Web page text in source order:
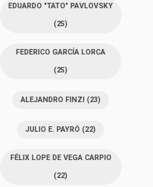
EDUARDO "TATO" PAVLOVSKY
(25)
FEDERICO GARCÍA LORCA
(25)
ALEJANDRO FINZI (23)
JULIO E. PAYRÓ (22)
FÉLIX LOPE DE VEGA CARPIO
(22)